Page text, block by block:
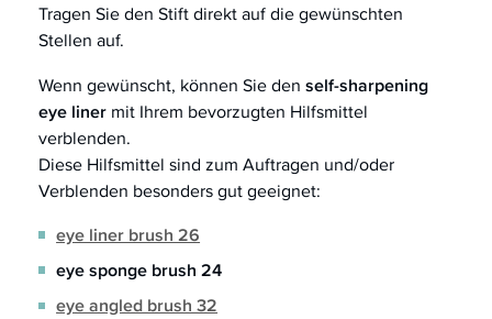
Tragen Sie den Stift direkt auf die gewünschten
Stellen auf.
Wenn gewünscht, können Sie den self-sharpening
eye liner mit Ihrem bevorzugten Hilfsmittel
verblenden.
Diese Hilfsmittel sind zum Auftragen und/oder
Verblenden besonders gut geeignet:
eye liner brush 26
eye sponge brush 24
eye angled brush 32